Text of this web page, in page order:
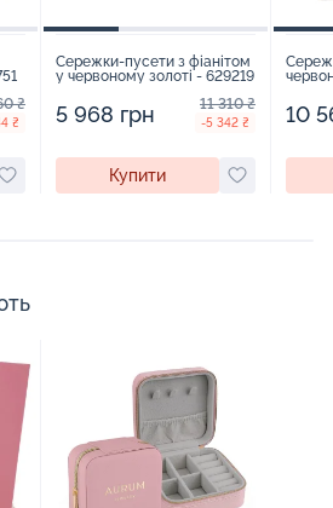
₴
₴
Сережки-пусети з фіанітом
у червоному золоті - 629219
5 968 грн 11 310 ₴
-5 342 ₴
Купити
10